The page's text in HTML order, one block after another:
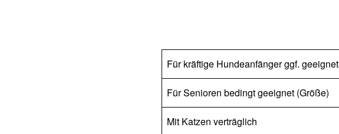
Für kräftige Hundeanfänger ggf. geeignet
Für Senioren bedingt geeignet (Größe)
Mit Katzen verträglich